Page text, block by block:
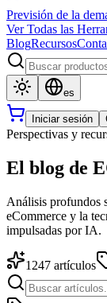
Previsión de la
Ver Todas las
BlogRecursos
es
Iniciar sesión
Perspectivas y
El blog de
Análisis profundos
eCommerce y la
impulsadas por IA.
1247 artículos